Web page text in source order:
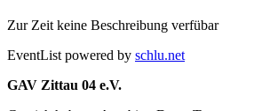
Zur Zeit keine Beschreibung verfübar
EventList powered by schlu.net
GAV Zittau 04 e.V.